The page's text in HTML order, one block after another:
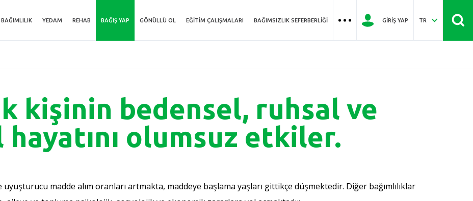
BAĞIMLILIK YEDAM REHAB BAĞIŞ YAP GÖNÜLLÜ OL EĞITIM ÇALIŞMALARI BAĞIMSIZLIK SEFERBERLIĞI GIRIŞ YAP TR
kişinin bedensel, ruhsal ve
hayatını olumsuz etkiler.
madde alım oranları artmakta, maddeye başlama yaşları gittikçe düşmektedir. Diğer bağımlılıklar